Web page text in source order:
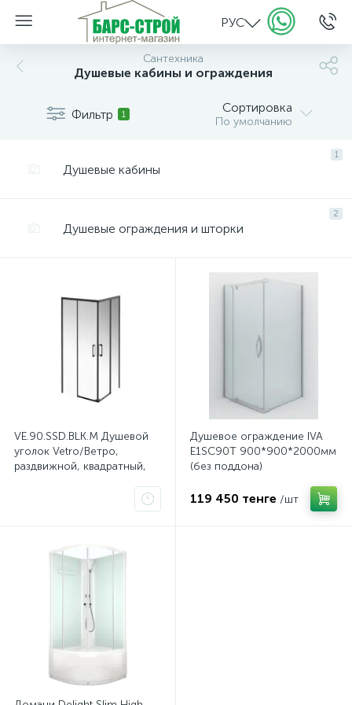
РУС
Сантехника
Душевые кабины и ограждения
Фильтр 1 Сортировка
По умолчанию
1
Душевые кабины
2
Душевые ограждения и шторки
VE.90.SSD.BLK.M Душевой
уголок Vetro/Ветро,
раздвижной, квадратный,
Душевое ограждение IVA
E1SC90Т 900*900*2000мм
(без поддона)
119 450 тенге /шт